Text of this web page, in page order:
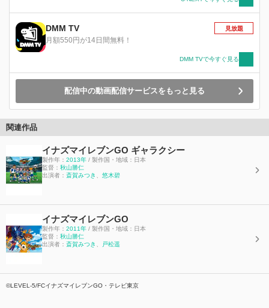
DMM TV
月額550円が14日間無料！
見放題
DMM TVで今すぐ見る
配信中の動画配信サービスをもっと見る
関連作品
イナズマイレブンGO ギャラクシー
製作年： 2013年 / 製作国・地域：日本
監督： 秋山勝仁
出演者： 斎賀みつき 悠木碧
イナズマイレブンGO
製作年： 2011年 / 製作国・地域：日本
監督： 秋山勝仁
出演者： 斎賀みつき 戸松遥
©LEVEL-5/FCイナズマイレブンGO・テレビ東京